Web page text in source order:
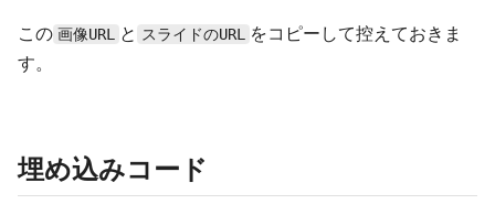
この 画像URL と スライドのURL
をコピーして控えておきま
す。
埋め込みコード